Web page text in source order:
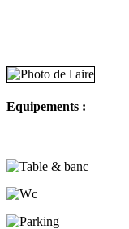
Equipements :